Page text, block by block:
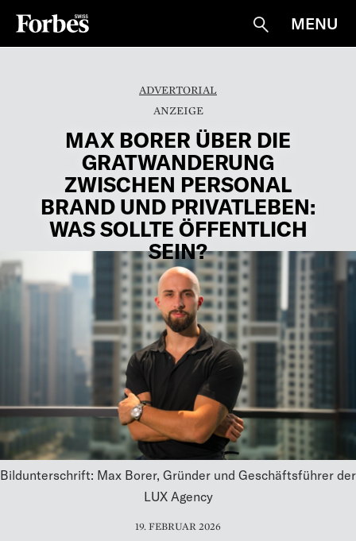
Suche
MENU
ADVERTORIAL
MAX BORER ÜBER DIE
GRATWANDERUNG
ZWISCHEN PERSONAL
BRAND UND PRIVATLEBEN:
WAS SOLLTE ÖFFENTLICH
SEIN?
Bildunterschrift: Max Borer, Gründer und Geschäftsführer der
LUX Agency
19. FEBRUAR 2026